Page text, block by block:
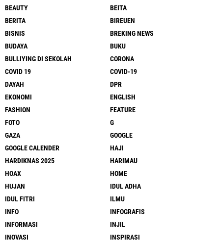
BEAUTY
BEITA
BERITA
BIREUEN
BISNIS
BREKING NEWS
BUDAYA
BUKU
BULLIYING DI SEKOLAH
CORONA
COVID 19
COVID-19
DAYAH
DPR
EKONOMI
ENGLISH
FASHION
FEATURE
FOTO
G
GAZA
GOOGLE
GOOGLE CALENDER
HAJI
HARDIKNAS 2025
HARIMAU
HOAX
HOME
HUJAN
IDUL ADHA
IDUL FITRI
ILMU
INFO
INFOGRAFIS
INFORMASI
INJIL
INOVASI
INSPIRASI